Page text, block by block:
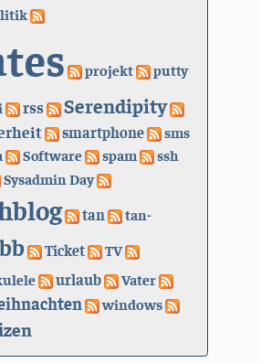
projekt putty
rss Serendipity
smartphone
sms
Software spam ssh
Sysadmin Day
tan
tan-
Ticket TV
urlaub
Vater
windows